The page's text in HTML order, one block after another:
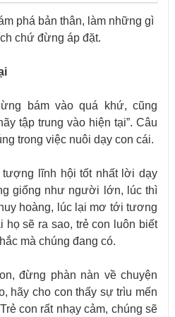
phá bản thân, làm những gì
chứ đừng áp đặt.
bám vào quá khứ, cũng
tập trung vào hiện tại”. Câu
trong việc nuôi dạy con cái.
lĩnh hội tốt nhất lời dạy
giống như người lớn, lúc thì
hoàng, lúc lại mơ tới tương
họ sẽ ra sao, trẻ con luôn biết
mà chúng đang có.
đừng phàn nàn về chuyện
hãy cho con thấy sự trìu mến
con rất nhạy cảm, chúng sẽ